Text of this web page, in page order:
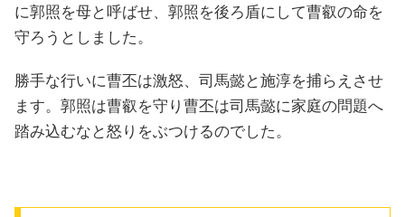
に郭照を母と呼ばせ、郭照を後ろ盾にして曹叡の命を
守ろうとしました。
勝手な行いに曹丕は激怒、司馬懿と施淳を捕らえさせ
ます。郭照は曹叡を守り曹丕は司馬懿に家庭の問題へ
踏み込むなと怒りをぶつけるのでした。